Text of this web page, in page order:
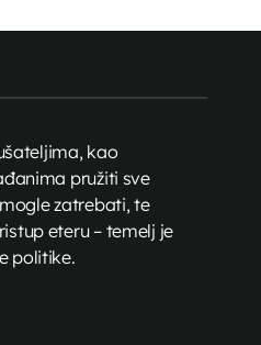
kao
pružiti sve
zatrebati, te
eteru – temelj je
politike.